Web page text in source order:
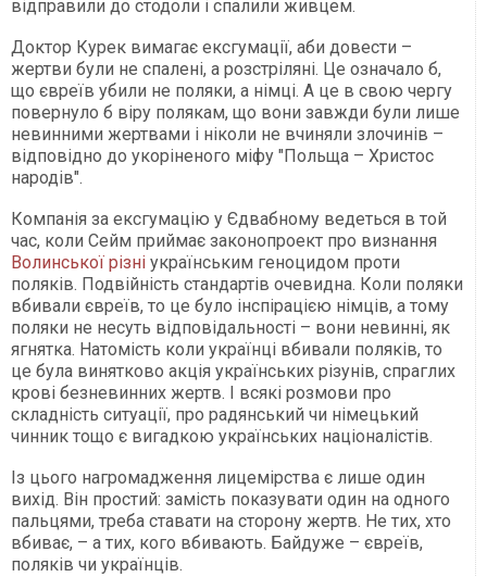
відправили до стодоли і спалили живцем.
Доктор Курек вимагає ексгумації, аби довести –
жертви були не спалені, а розстріляні. Це означало б,
що євреїв убили не поляки, а німці. А це в свою чергу
повернуло б віру полякам, що вони завжди були лише
невинними жертвами і ніколи не вчиняли злочинів –
відповідно до укоріненого міфу "Польща – Христос
народів".
Компанія за ексгумацію у Єдвабному ведеться в той
час, коли Сейм приймає законопроект про визнання
Волинської різні українським геноцидом проти
поляків. Подвійність стандартів очевидна. Коли поляки
вбивали євреїв, то це було інспірацією німців, а тому
поляки не несуть відповідальності – вони невинні, як
ягнятка. Натомість коли українці вбивали поляків, то
це була винятково акція українських різунів, спраглих
крові безневинних жертв. І всякі розмови про
складність ситуації, про радянський чи німецький
чинник тощо є вигадкою українських націоналістів.
Із цього нагромадження лицемірства є лише один
вихід. Він простий: замість показувати один на одного
пальцями, треба ставати на сторону жертв. Не тих, хто
вбиває, – а тих, кого вбивають. Байдуже – євреїв,
поляків чи українців.